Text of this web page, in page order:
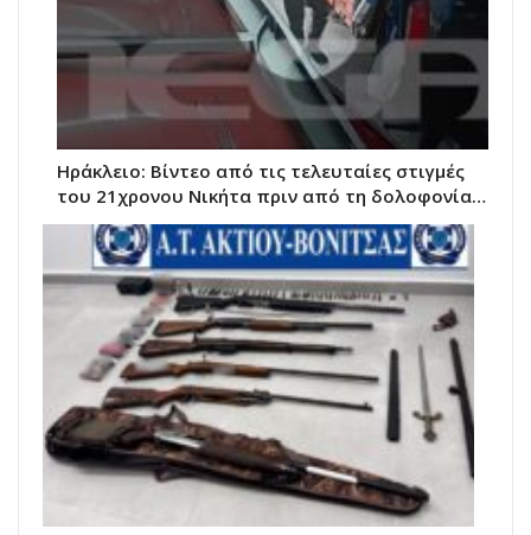
Ηράκλειο: Βίντεο από τις τελευταίες στιγμές
του 21χρονου Νικήτα πριν από τη δολοφονία…